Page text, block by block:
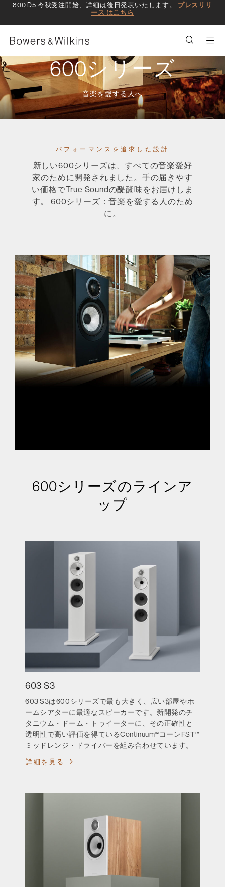
800 D5 今秋受注開始、詳細は後日発表いたします。 プレスリリ
ース はこちら
600シリーズ
音楽を愛する人へ
パフォーマンスを追求した設計
新しい600シリーズは、すべての音楽愛好
家のために開発されました。手の届きやす
い価格でTrue Soundの醍醐味をお届けしま
す。 600シリーズ：音楽を愛する人のため
に。
600シリーズのラインア
ップ
603 S3
603 S3は600シリーズで最も大きく、広い部屋やホ
ームシアターに最適なスピーカーです。新開発のチ
タニウム・ドーム・トゥイーターに、その正確性と
透明性で高い評価を得ているContinuum™コーンFST™
ミッドレンジ・ドライバーを組み合わせています。
詳細を見る